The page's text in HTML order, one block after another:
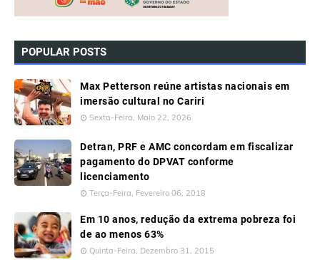
POPULAR POSTS
Max Petterson reúne artistas nacionais em
imersão cultural no Cariri
Sexta-Feira, Maio 22, 2026
Detran, PRF e AMC concordam em fiscalizar
pagamento do DPVAT conforme
licenciamento
Terça-Feira, Fevereiro 06, 2018
Em 10 anos, redução da extrema pobreza foi
de ao menos 63%
Quinta-Feira, Dezembro 31, 2015